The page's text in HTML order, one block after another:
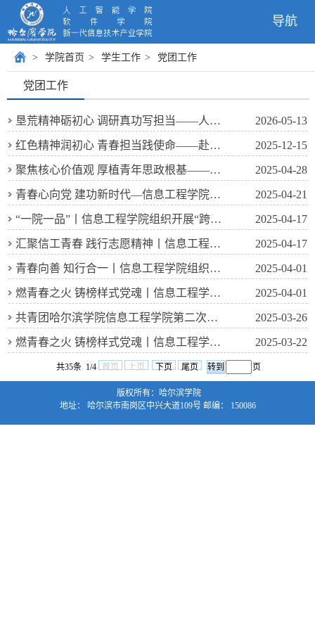
导航
> 学院首页 > 学生工作 > 党团工作
党团工作
垦荒精神砺初心 调研真功写担当——人工智能学院开展“学生党员讲党课”主题活动 2026-05-13
红色精神润初心 青春担当践使命——赴吉林省杨靖宇干部学院培训学习分享（三） 2025-12-15
聚焦核心价值观 厚植青年思政根基——信息工程学院组织开展“学习习近平总书记重要讲话精神”思政教育讲座 2025-04-28
青春心向党 建功新时代—信息工程学院组织开展“重温习近平总书记重要讲话”主题团会 2025-04-21
“一院一品”丨信息工程学院组织开展“跨越学科疆土 点燃创智星火”演讲主题党日活动 2025-04-17
汇聚信工青春 践行志愿精神丨信息工程学院志愿者参观中共满洲省委机关旧址纪念馆历史图片展 2025-04-17
青春向善 知行合一丨信息工程学院组织开展道德讲堂活动 2025-04-01
燃青春之火 铸榜样式党魂丨信息工程学院党员先锋模范：徐宝勇——以初心照亮前行路 2025-04-01
共青团哈尔滨学院信息工程学院第二次代表大会隆重召开 2025-03-26
燃青春之火 铸榜样式党魂丨信息工程学院组织学生党员领学 2025-03-22
共35条 1/4 首页 上页 下页 尾页 页
版权所有：哈尔滨学院
地址： 哈尔滨市南岗区中兴大道109号 邮编： 150086